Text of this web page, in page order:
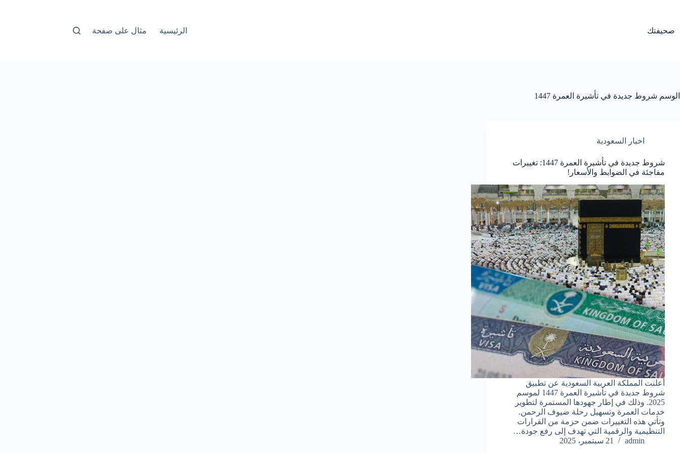
صحيفتك الرئيسية مثال على صفحة
الوسم شروط جديدة في تأشيرة العمرة 1447
اخبار السعودية
شروط جديدة في تأشيرة العمرة 1447: تغييرات
مفاجئة في الضوابط والأسعار!
أعلنت المملكة العربية السعودية عن تطبيق
شروط جديدة في تأشيرة العمرة 1447 لموسم
2025. وذلك في إطار جهودها المستمرة لتطوير
خدمات العمرة وتسهيل رحلة ضيوف الرحمن.
وتأتي هذه التغييرات ضمن حزمة من القرارات
التنظيمية والرقمية التي تهدف إلى رفع جودة…
admin
21 سبتمبر، 2025